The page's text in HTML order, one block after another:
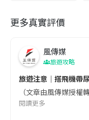
更多真實評價
風傳媒
旅遊攻略
旅遊注意｜搭飛機帶
（文章由風傳媒授
閱讀更多